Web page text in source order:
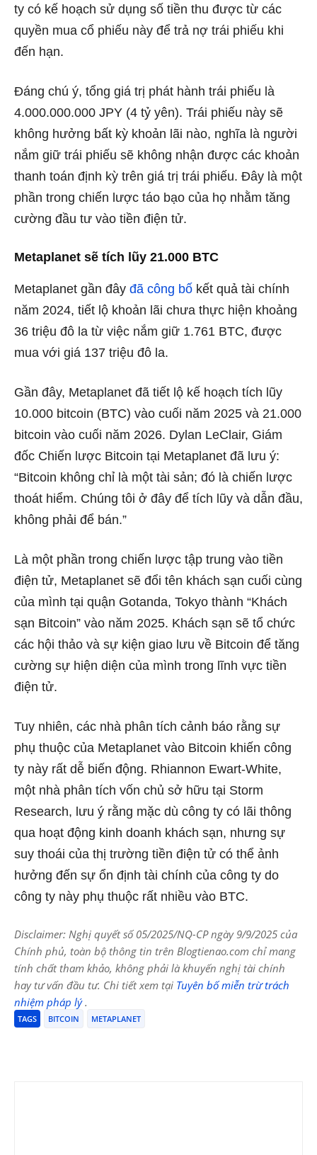
ty có kế hoạch sử dụng số tiền thu được từ các
quyền mua cổ phiếu này để trả nợ trái phiếu khi
đến hạn.
Đáng chú ý, tổng giá trị phát hành trái phiếu là
4.000.000.000 JPY (4 tỷ yên). Trái phiếu này sẽ
không hưởng bất kỳ khoản lãi nào, nghĩa là người
nắm giữ trái phiếu sẽ không nhận được các khoản
thanh toán định kỳ trên giá trị trái phiếu. Đây là một
phần trong chiến lược táo bạo của họ nhằm tăng
cường đầu tư vào tiền điện tử.
Metaplanet sẽ tích lũy 21.000 BTC
Metaplanet gần đây đã công bố kết quả tài chính
năm 2024, tiết lộ khoản lãi chưa thực hiện khoảng
36 triệu đô la từ việc nắm giữ 1.761 BTC, được
mua với giá 137 triệu đô la.
Gần đây, Metaplanet đã tiết lộ kế hoạch tích lũy
10.000 bitcoin (BTC) vào cuối năm 2025 và 21.000
bitcoin vào cuối năm 2026. Dylan LeClair, Giám
đốc Chiến lược Bitcoin tại Metaplanet đã lưu ý:
“Bitcoin không chỉ là một tài sản; đó là chiến lược
thoát hiểm. Chúng tôi ở đây để tích lũy và dẫn đầu,
không phải để bán.”
Là một phần trong chiến lược tập trung vào tiền
điện tử, Metaplanet sẽ đổi tên khách sạn cuối cùng
của mình tại quận Gotanda, Tokyo thành “Khách
sạn Bitcoin” vào năm 2025. Khách sạn sẽ tổ chức
các hội thảo và sự kiện giao lưu về Bitcoin để tăng
cường sự hiện diện của mình trong lĩnh vực tiền
điện tử.
Tuy nhiên, các nhà phân tích cảnh báo rằng sự
phụ thuộc của Metaplanet vào Bitcoin khiến công
ty này rất dễ biến động. Rhiannon Ewart-White,
một nhà phân tích vốn chủ sở hữu tại Storm
Research, lưu ý rằng mặc dù công ty có lãi thông
qua hoạt động kinh doanh khách sạn, nhưng sự
suy thoái của thị trường tiền điện tử có thể ảnh
hưởng đến sự ổn định tài chính của công ty do
công ty này phụ thuộc rất nhiều vào BTC.
Disclaimer: Nghị quyết số 05/2025/NQ-CP ngày 9/9/2025 của
Chính phủ, toàn bộ thông tin trên Blogtienao.com chỉ mang
tính chất tham khảo, không phải là khuyến nghị tài chính
hay tư vấn đầu tư. Chi tiết xem tại Tuyên bố miễn trừ trách
nhiệm pháp lý.
TAGS BITCOIN METAPLANET